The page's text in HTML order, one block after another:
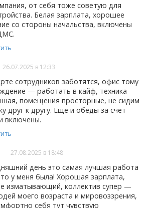
от себя тоже советую для
Белая зарплата, хорошее
со стороны начальства, включены
26.07.2025 в 12:33
сотрудников заботятся, офис тому
— работать в кайф, техника
помещения просторные, не сидим
друг к другу. Еще и обеды за счет
включены.
27.08.2025 в 18:48
день это самая лучшая работа
у меня была! Хорошая зарплата,
изматывающий, коллектив супер —
моего возраста и мировоззрения,
себя тут чувствую